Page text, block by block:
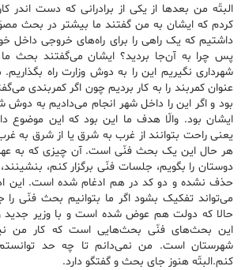
البتّه من بعدها از یکی از برادرانی که دست اندر
کردم که ایشان به من گفتند ما بیشتر در بحث
داشتیم که یک راهی را برای راه‌های خروجی داخل
پس چرا به آن‌جا بردید؟ ایشان می‌گفتند بحث ما
شهرداری نگیریم این را به دوش وزارت راه
عنوان کمربند را به کار بردیم چون اگر کمربندی
بود و اگر این را داخل شهر انجام می‌دادیم به دوش
ایشان بود. والّا هدف ما این بود که این موضوع
یعنی راحت بتوانند از غرب به شرق یا از شرق به
هر حال این یک بحث فنّی است. آن چیزی که به
دوستان را بگویم، جلسات فنّی برگزار کنم،
حذف نشده و دو کد در هم ادغام شده است. این
می‌تواند تفکیک بشود اگر ما بتوانیم بحث فنّی را
حالا که دولت هم عوض شده است و با وزیر جدید
این بحث‌های فنّی بحث‌هایی است که کار من
شهرستان است. من نمی‌دانم تا چه حد
کنم.البتّه هنوز جای بحث و گفتگو دارد.